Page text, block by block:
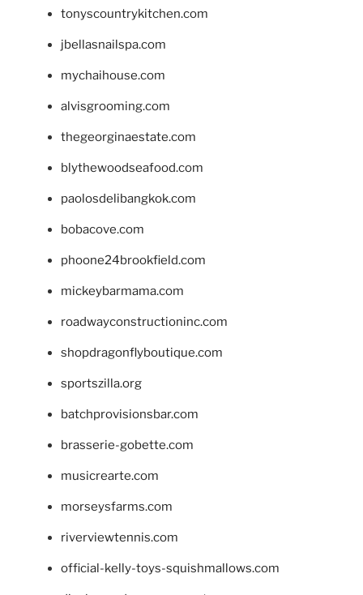
tonyscountrykitchen.com
jbellasnailspa.com
mychaihouse.com
alvisgrooming.com
thegeorginaestate.com
blythewoodseafood.com
paolosdelibangkok.com
bobacove.com
phoone24brookfield.com
mickeybarmama.com
roadwayconstructioninc.com
shopdragonflyboutique.com
sportszilla.org
batchprovisionsbar.com
brasserie-gobette.com
musicrearte.com
morseysfarms.com
riverviewtennis.com
official-kelly-toys-squishmallows.com